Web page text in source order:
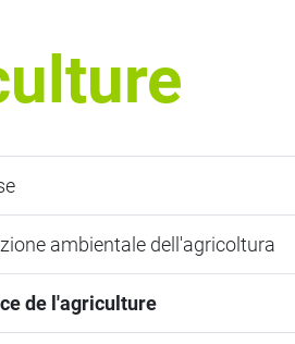
ambientale dell'agricoltura
de l'agriculture